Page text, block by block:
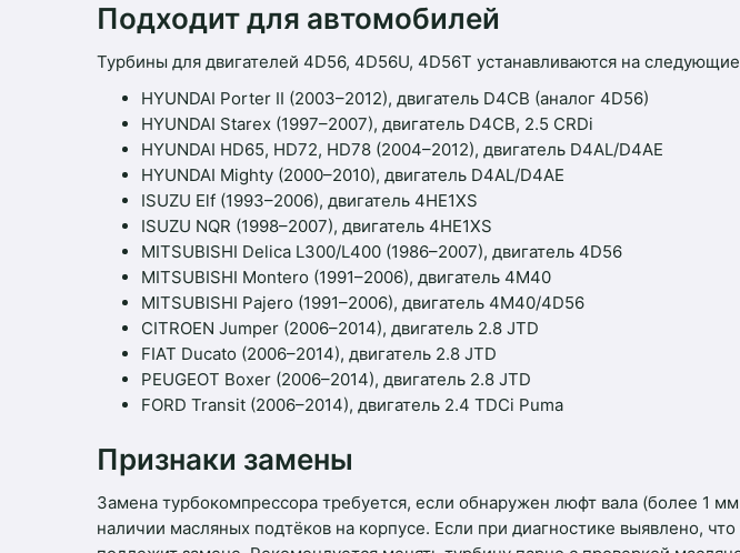
Подходит для автомобилей
Турбины для двигателей 4D56, 4D56U, 4D56T устанавливаются на
HYUNDAI Porter II (2003–2012), двигатель D4CB (аналог 4D56)
HYUNDAI Starex (1997–2007), двигатель D4CB, 2.5 CRDi
HYUNDAI HD65, HD72, HD78 (2004–2012), двигатель D4AL/D4AE
HYUNDAI Mighty (2000–2010), двигатель D4AL/D4AE
ISUZU Elf (1993–2006), двигатель 4HE1XS
ISUZU NQR (1998–2007), двигатель 4HE1XS
MITSUBISHI Delica L300/L400 (1986–2007), двигатель 4D56
MITSUBISHI Montero (1991–2006), двигатель 4M40
MITSUBISHI Pajero (1991–2006), двигатель 4M40/4D56
CITROEN Jumper (2006–2014), двигатель 2.8 JTD
FIAT Ducato (2006–2014), двигатель 2.8 JTD
PEUGEOT Boxer (2006–2014), двигатель 2.8 JTD
FORD Transit (2006–2014), двигатель 2.4 TDCi Puma
Признаки замены
Замена турбокомпрессора требуется, если обнаружен люфт вала (более 1
наличии масляных подтёков на корпусе. Если при диагностике выявлено,